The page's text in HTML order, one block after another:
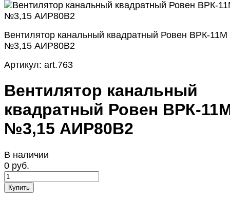
Вентилятор канальный квадратный Ровен ВРК-11М
№3,15 АИР80В2
Артикул: art.763
Вентилятор канальный
квадратный Ровен ВРК-
№3,15 АИР80В2
В наличии
0 руб.
Купить